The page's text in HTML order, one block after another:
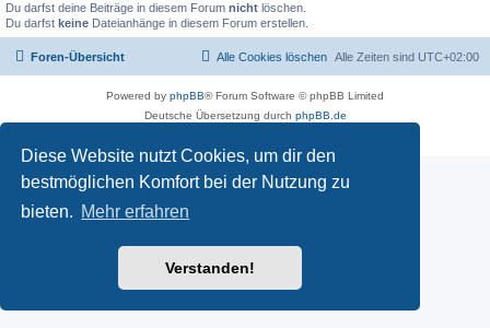
Diese Website nutzt Cookies, um dir den
bestmöglichen Komfort bei der Nutzung zu
bieten. Mehr erfahren
Verstanden!
Du darfst deine Beiträge in diesem Forum nicht löschen.
Du darfst keine Dateianhänge in diesem Forum erstellen.
Foren-Übersicht Alle Zeiten sind UTC+02:00
Alle Cookies löschen
Powered by phpBB® Forum Software © phpBB Limited
Deutsche Übersetzung durch phpBB.de